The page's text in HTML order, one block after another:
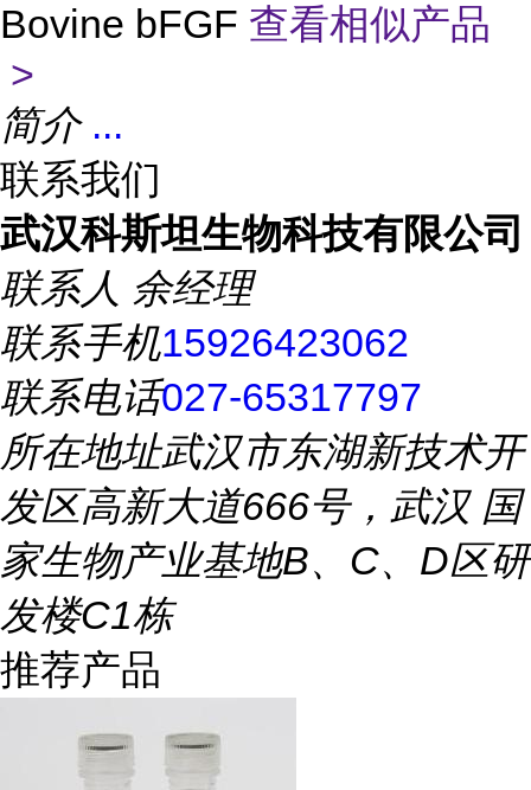
Bovine bFGF 查看相似产品
>
简介 ...
联系我们
武汉科斯坦生物科技有限公司
联系人 余经理
联系手机15926423062
联系电话027-65317797
所在地址武汉市东湖新技术开
发区高新大道666号，武汉 国
家生物产业基地B、C、D区研
发楼C1栋
推荐产品